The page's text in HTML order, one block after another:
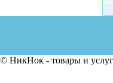
© НикНок - товары и